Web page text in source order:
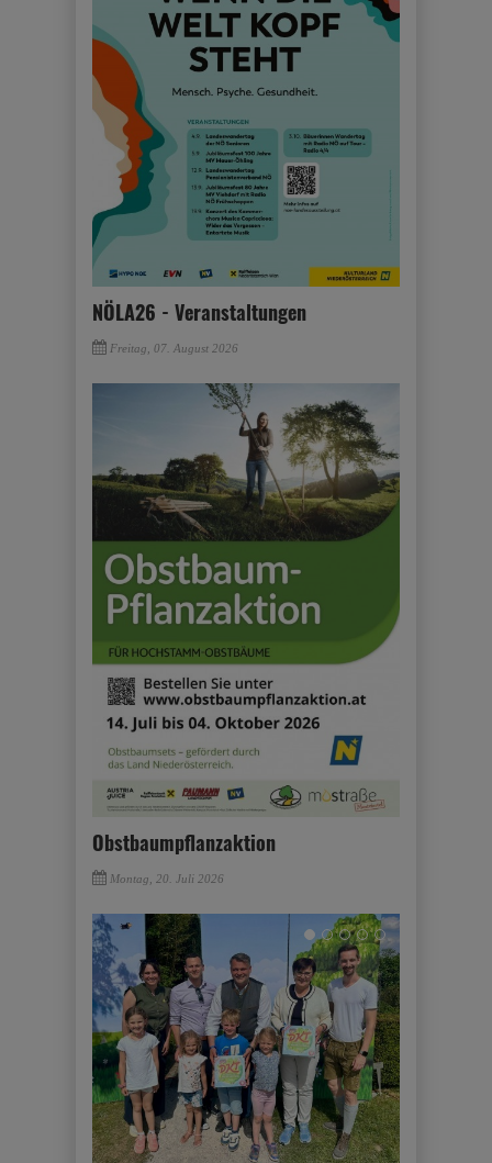
NÖLA26 - Veranstaltungen
Freitag, 07. August 2026
Obstbaumpflanzaktion
Montag, 20. Juli 2026